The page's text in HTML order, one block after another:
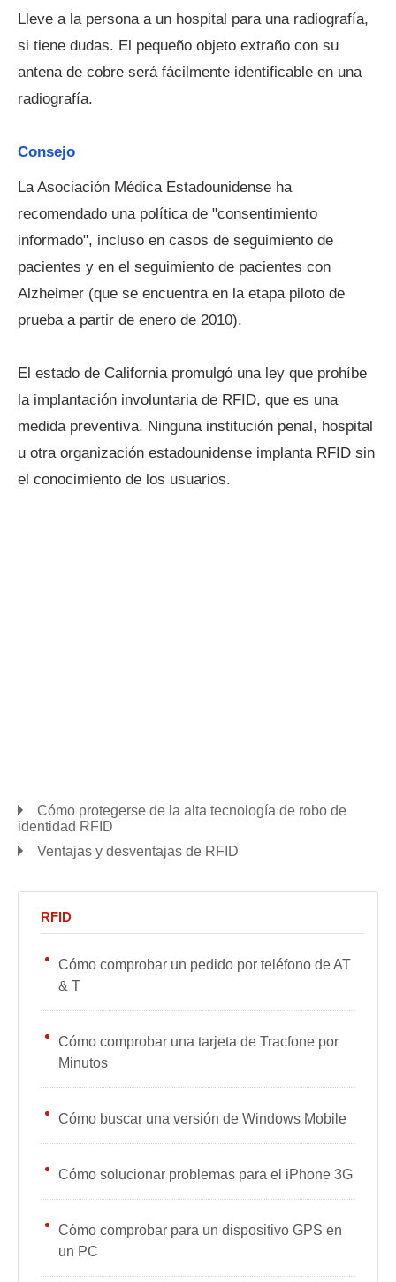
Lleve a la persona a un hospital para una radiografía,
si tiene dudas. El pequeño objeto extraño con su
antena de cobre será fácilmente identificable en una
radiografía.
Consejo
La Asociación Médica Estadounidense ha
recomendado una política de "consentimiento
informado", incluso en casos de seguimiento de
pacientes y en el seguimiento de pacientes con
Alzheimer (que se encuentra en la etapa piloto de
prueba a partir de enero de 2010).
El estado de California promulgó una ley que prohíbe
la implantación involuntaria de RFID, que es una
medida preventiva. Ninguna institución penal, hospital
u otra organización estadounidense implanta RFID sin
el conocimiento de los usuarios.
Cómo protegerse de la alta tecnología de robo de
identidad RFID
Ventajas y desventajas de RFID
RFID
Cómo comprobar un pedido por teléfono de AT
& T
Cómo comprobar una tarjeta de Tracfone por
Minutos
Cómo buscar una versión de Windows Mobile
Cómo solucionar problemas para el iPhone 3G
Cómo comprobar para un dispositivo GPS en
un PC